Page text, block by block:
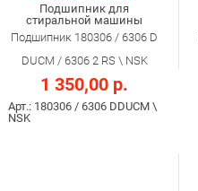
Подшипник для
стиральной машины
Подшипник 180306 / 6306 D
DUCM / 6306 2 RS \ NSK
1 350,00 р.
Арт.: 180306 / 6306 DDUCM \
NSK